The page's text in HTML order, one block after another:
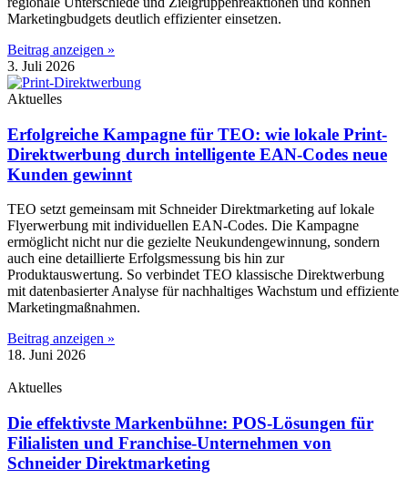
Marketingbudgets deutlich effizienter einsetzen.
Beitrag anzeigen »
3. Juli 2026
Aktuelles
Erfolgreiche Kampagne für TEO: wie lokale Print-
Direktwerbung durch intelligente EAN-Codes neue
Kunden gewinnt
TEO setzt gemeinsam mit Schneider Direktmarketing auf lokale
Flyerwerbung mit individuellen EAN-Codes. Die Kampagne
ermöglicht nicht nur die gezielte Neukundengewinnung, sondern
auch eine detaillierte Erfolgsmessung bis hin zur
Produktauswertung. So verbindet TEO klassische Direktwerbung
mit datenbasierter Analyse für nachhaltiges Wachstum und effiziente
Marketingmaßnahmen.
Beitrag anzeigen »
18. Juni 2026
Aktuelles
Die effektivste Markenbühne: POS-Lösungen für
Filialisten und Franchise-Unternehmen von
Schneider Direktmarketing